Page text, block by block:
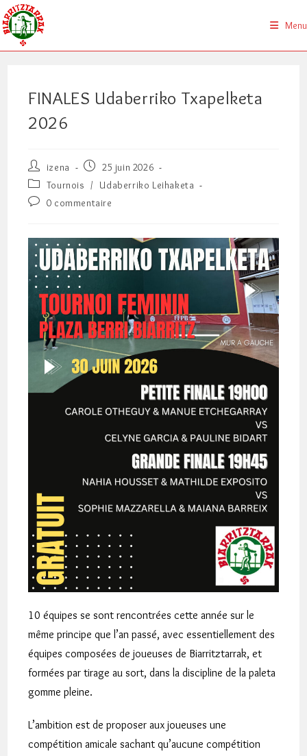
Skip
to
content
Menu
FINALES Udaberriko Txapelketa
2026
Auteur/autrice
de
la
publication :
izena
Publication
publiée :
25 juin 2026
Post
category:
Tournois /
Udaberriko Leihaketa
Commentaires
publication :
0 commentaire
10 équipes se sont rencontrées cette année sur le
même principe que l’an passé, avec essentiellement des
équipes composées de joueuses de Biarritztarrak, et
formées par tirage au sort, dans la discipline de la paleta
gomme pleine.
L’ambition est de proposer aux joueuses une
compétition amicale sachant qu’aucune compétition